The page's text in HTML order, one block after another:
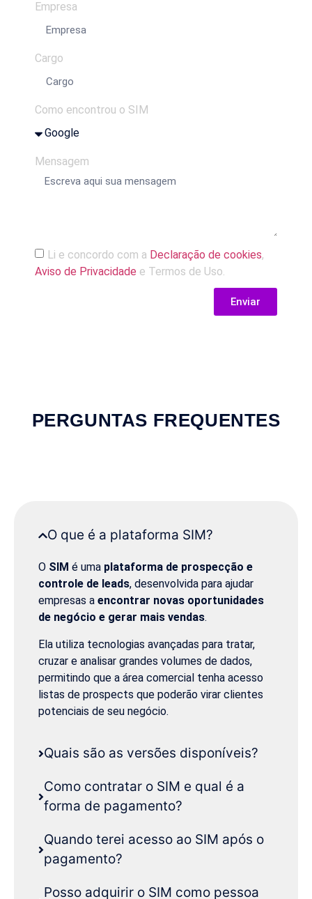
Empresa
Cargo
Como encontrou o SIM
Mensagem
Li e concordo com a Declaração de cookies,
Aviso de Privacidade e Termos de Uso.
Enviar
PERGUNTAS FREQUENTES
O que é a plataforma SIM?
O SIM é uma plataforma de prospecção e
controle de leads, desenvolvida para ajudar
empresas a encontrar novas oportunidades
de negócio e gerar mais vendas.
Ela utiliza tecnologias avançadas para tratar,
cruzar e analisar grandes volumes de dados,
permitindo que a área comercial tenha acesso
listas de prospects que poderão virar clientes
potenciais de seu negócio.
Quais são as versões disponíveis?
Como contratar o SIM e qual é a
forma de pagamento?
Quando terei acesso ao SIM após o
pagamento?
Posso adquirir o SIM como pessoa